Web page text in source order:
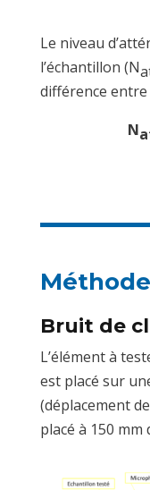
Le niveau
l’échantillon (N
différence entre
N
Bruit de
L’élément à
est placé sur
(déplacement
placé à 150 mm